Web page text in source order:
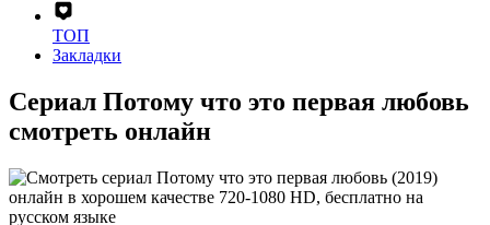
ТОП
Закладки
Сериал Потому что это первая любовь
смотреть онлайн